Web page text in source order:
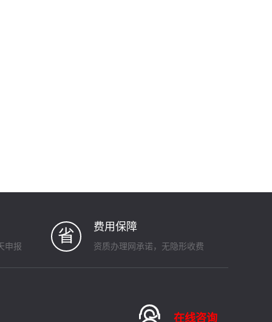
申报
省 费用保障
资质办理网承诺，无隐形收费
 在线咨询